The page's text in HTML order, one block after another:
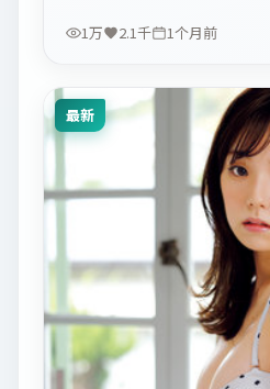
1万 2.1千 1个月前
最新